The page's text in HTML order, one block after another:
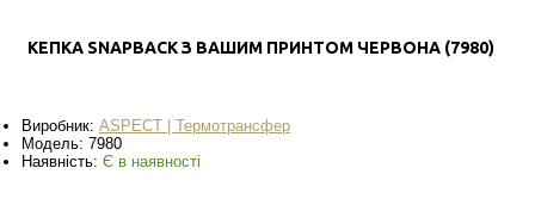
КЕПКА SNAPBACK З ВАШИМ ПРИНТОМ ЧЕРВОНА (7980)
Виробник: ASPECT | Термотрансфер
Модель: 7980
Наявність: Є в наявності